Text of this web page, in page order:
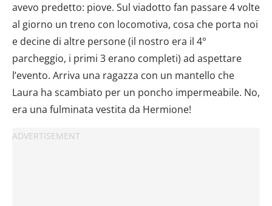
avevo predetto: piove. Sul viadotto fan passare 4 volte
al giorno un treno con locomotiva, cosa che porta noi
e decine di altre persone (il nostro era il 4°
parcheggio, i primi 3 erano completi) ad aspettare
l’evento. Arriva una ragazza con un mantello che
Laura ha scambiato per un poncho impermeabile. No,
era una fulminata vestita da Hermione!